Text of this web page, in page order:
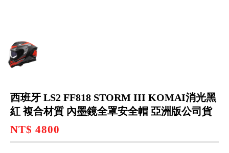
西班牙 LS2 FF818 STORM III KOMAI消光黑
紅 複合材質 內墨鏡全罩安全帽 亞洲版公司貨
NT$ 4800